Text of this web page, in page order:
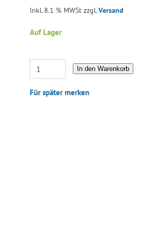
Inkl. 8.1 % MWSt zzgl.Versand
Auf Lager
In den Warenkorb
Für später merken